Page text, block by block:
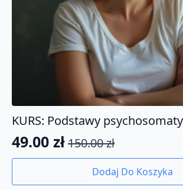
KURS: Podstawy
150.00zł
Pierwotna
wynosiła:
49.00 zł
Aktualna
wynosi:
Dodaj Do Koszyka